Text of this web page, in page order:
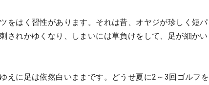
をはく習性があります。それは昔、オヤジが珍しく短パ
されかゆくなり、しまいには草負けをして、足が細かい
えに足は依然白いままです。どうせ夏に2～3回ゴルフを